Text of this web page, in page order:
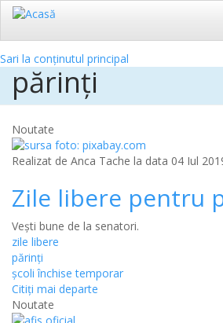
Sari la conținutul principal
părinți
Noutate
Realizat de Anca Tache la data 04 Iul
Zile libere pentru
Vești bune de la senatori.
zile libere
părinți
școli închise temporar
Citiţi mai departe
Noutate